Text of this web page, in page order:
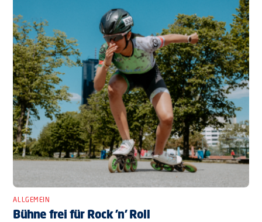
ALLGEMEIN
Bühne frei für Rock ’n’ Roll